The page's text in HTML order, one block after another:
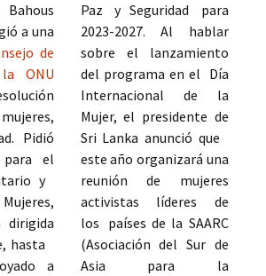
a una
de
ONU
Pidió
para el
y
dirigida
hasta
a
Paz y Seguridad para
2023-2027. Al hablar
sobre el lanzamiento
del programa en el Día
Internacional de la
Mujer, el presidente de
Sri Lanka anunció que
este año organizará una
reunión de mujeres
activistas líderes de
los países de la SAARC
(Asociación del Sur de
Asia para la